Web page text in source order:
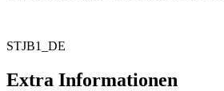
STJB1_DE
Extra Informationen